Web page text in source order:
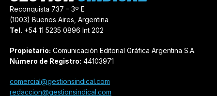
Reconquista 737 – 3º E
(1003) Buenos Aires, Argentina
Tel. +54 11 5235 0896 Int 202
Propietario: Comunicación Editorial Gráfica Argentina S.A.
Número de Registro: 44103971
comercial@gestionsindical.com
redaccion@gestionsindical.com